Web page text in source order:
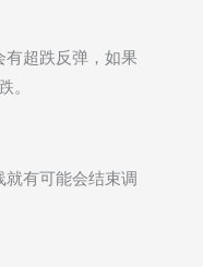
超跌反弹，如果
。
有可能会结束调